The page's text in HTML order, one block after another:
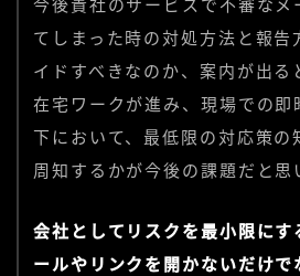
てしまった時の対処方法と報告
イドすべきなのか、案内が出る
在宅ワークが進み、現場での即
下において、最低限の対応策の
周知するかが今後の課題だと思
会社としてリスクを最小限にす
ールやリンクを開かないだけで